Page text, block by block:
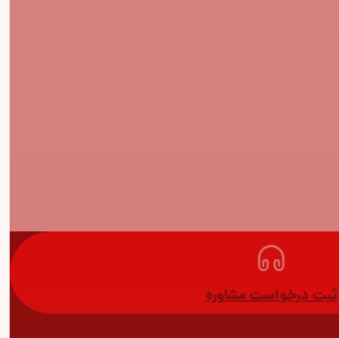
ثبت درخواست مشاوره